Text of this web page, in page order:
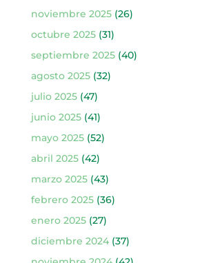
noviembre 2025(26)
octubre 2025(31)
septiembre 2025(40)
agosto 2025(32)
julio 2025(47)
junio 2025(41)
mayo 2025(52)
abril 2025(42)
marzo 2025(43)
febrero 2025(36)
enero 2025(27)
diciembre 2024(37)